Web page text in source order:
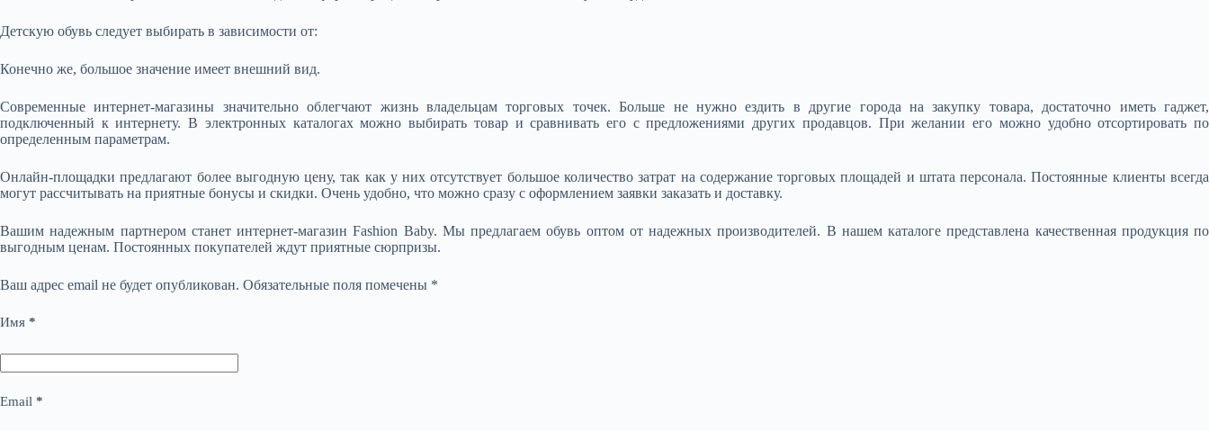
Детскую обувь следует выбирать в зависимости от:
Конечно же, большое значение имеет внешний вид.
Современные интернет-магазины значительно облегчают жизнь владельцам торговых точек. Больше не нужно ездить в другие города на закупку товара, достаточно иметь гаджет,
подключенный к интернету. В электронных каталогах можно выбирать товар и сравнивать его с предложениями других продавцов. При желании его можно удобно отсортировать по
определенным параметрам.
Онлайн-площадки предлагают более выгодную цену, так как у них отсутствует большое количество затрат на содержание торговых площадей и штата персонала. Постоянные клиенты всегда
могут рассчитывать на приятные бонусы и скидки. Очень удобно, что можно сразу с оформлением заявки заказать и доставку.
Вашим надежным партнером станет интернет-магазин Fashion Baby. Мы предлагаем обувь оптом от надежных производителей. В нашем каталоге представлена качественная продукция по
выгодным ценам. Постоянных покупателей ждут приятные сюрпризы.
Ваш адрес email не будет опубликован. Обязательные поля помечены *
Имя *
Email *